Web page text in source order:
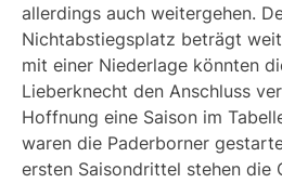
allerdings auch weitergehen.
Nichtabstiegsplatz beträgt
mit einer Niederlage könnten
Lieberknecht den Anschluss
Hoffnung eine Saison im
waren die Paderborner
ersten Saisondrittel stehen die